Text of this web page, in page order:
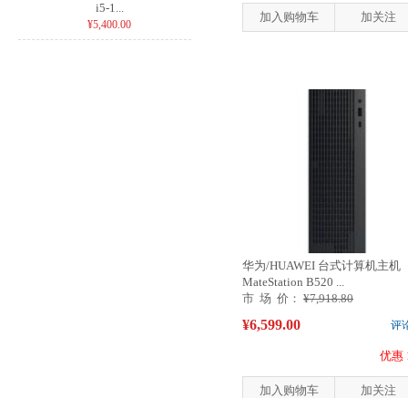
i5-1...
¥5,400.00
加入购物车 加关注
华为/HUAWEI 台式计算机主机
MateStation B520 ...
市 场 价： ¥7,918.80
评
¥6,599.00
优惠
加入购物车 加关注